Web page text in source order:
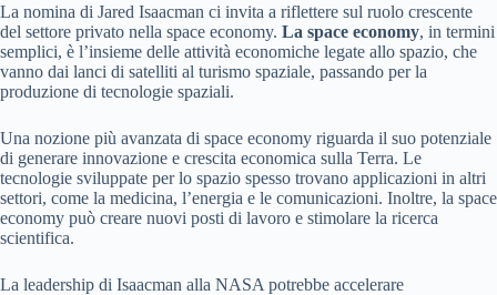
La nomina di Jared Isaacman ci invita a riflettere sul ruolo crescente
del settore privato nella space economy. La space economy, in termini
semplici, è l’insieme delle attività economiche legate allo spazio, che
vanno dai lanci di satelliti al turismo spaziale, passando per la
produzione di tecnologie spaziali.
Una nozione più avanzata di space economy riguarda il suo potenziale
di generare innovazione e crescita economica sulla Terra. Le
tecnologie sviluppate per lo spazio spesso trovano applicazioni in altri
settori, come la medicina, l’energia e le comunicazioni. Inoltre, la space
economy può creare nuovi posti di lavoro e stimolare la ricerca
scientifica.
La leadership di Isaacman alla NASA potrebbe accelerare